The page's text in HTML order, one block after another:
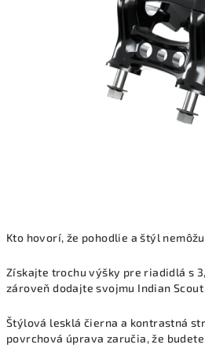
Kto hovorí, že pohodlie a štýl
Získajte trochu výšky pre riadidlá s
zároveň dodajte svojmu Indian
Štýlová lesklá čierna a kontrastná
povrchová úprava zaručia, že